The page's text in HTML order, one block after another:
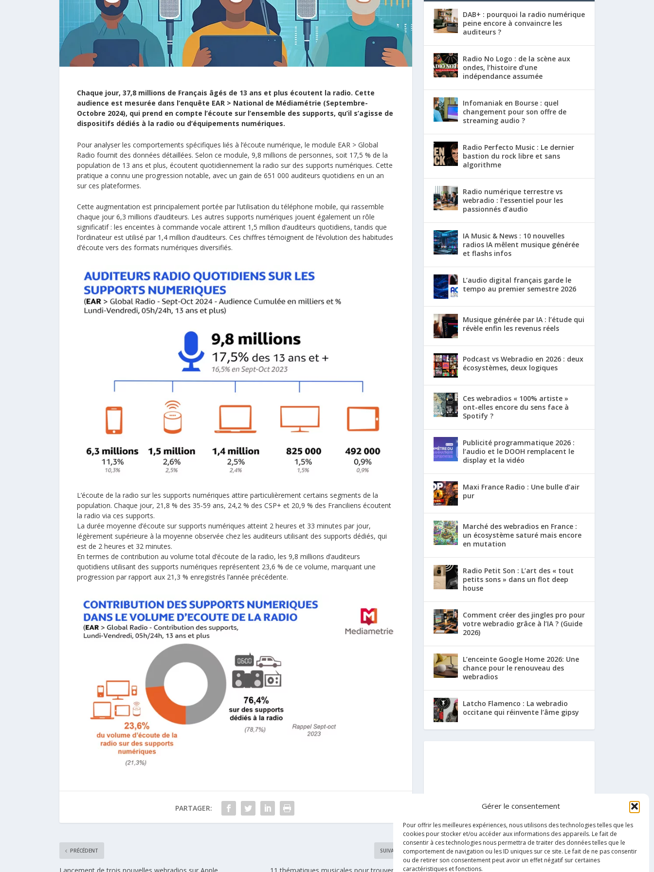
Gérer le consentement
Pour offrir les meilleures expériences, nous utilisons des technologies telles que les
cookies pour stocker et/ou accéder aux informations des appareils. Le fait de
consentir à ces technologies nous permettra de traiter des données telles que le
comportement de navigation ou les ID uniques sur ce site. Le fait de ne pas consentir
ou de retirer son consentement peut avoir un effet négatif sur certaines
caractéristiques et fonctions.
Chaque jour, 37,8 millions de Français âgés de 13 ans et plus écoutent la radio. Cette
audience est mesurée dans l’enquête EAR > National de Médiamétrie (Septembre-
Octobre 2024), qui prend en compte l’écoute sur l’ensemble des supports, qu’il s’agisse de
dispositifs dédiés à la radio ou d’équipements numériques.
Pour analyser les comportements spécifiques liés à l’écoute numérique, le module EAR > Global
Radio fournit des données détaillées. Selon ce module, 9,8 millions de personnes, soit 17,5 % de la
population de 13 ans et plus, écoutent quotidiennement la radio sur des supports numériques. Cette
pratique a connu une progression notable, avec un gain de 651 000 auditeurs quotidiens en un an
sur ces plateformes.
Cette augmentation est principalement portée par l’utilisation du téléphone mobile, qui rassemble
chaque jour 6,3 millions d’auditeurs. Les autres supports numériques jouent également un rôle
significatif : les enceintes à commande vocale attirent 1,5 million d’auditeurs quotidiens, tandis que
l’ordinateur est utilisé par 1,4 million d’auditeurs. Ces chiffres témoignent de l’évolution des habitudes
d’écoute vers des formats numériques diversifiés.
L’écoute de la radio sur les supports numériques attire particulièrement certains segments de la
population. Chaque jour, 21,8 % des 35-59 ans, 24,2 % des CSP+ et 20,9 % des Franciliens écoutent
la radio via ces supports.
La durée moyenne d’écoute sur supports numériques atteint 2 heures et 33 minutes par jour,
légèrement supérieure à la moyenne observée chez les auditeurs utilisant des supports dédiés, qui
est de 2 heures et 32 minutes.
En termes de contribution au volume total d’écoute de la radio, les 9,8 millions d’auditeurs
quotidiens utilisant des supports numériques représentent 23,6 % de ce volume, marquant une
progression par rapport aux 21,3 % enregistrés l’année précédente.
PARTAGER:
PRÉCÉDENT SUIVANT
DAB+ : pourquoi la radio numérique
peine encore à convaincre les
auditeurs ?
Radio No Logo : de la scène aux
ondes, l’histoire d’une
indépendance assumée
Infomaniak en Bourse : quel
changement pour son offre de
streaming audio ?
Radio Perfecto Music : Le dernier
bastion du rock libre et sans
algorithme
Radio numérique terrestre vs
webradio : l’essentiel pour les
passionnés d’audio
IA Music & News : 10 nouvelles
radios IA mêlent musique générée
et flashs infos
L’audio digital français garde le
tempo au premier semestre 2026
Musique générée par IA : l’étude qui
révèle enfin les revenus réels
Podcast vs Webradio en 2026 : deux
écosystèmes, deux logiques
Ces webradios « 100% artiste »
ont-elles encore du sens face à
Spotify ?
Publicité programmatique 2026 :
l’audio et le DOOH remplacent le
display et la vidéo
Maxi France Radio : Une bulle d’air
pur
Marché des webradios en France :
un écosystème saturé mais encore
en mutation
Radio Petit Son : L’art des « tout
petits sons » dans un flot deep
house
Comment créer des jingles pro pour
votre webradio grâce à l’IA ? (Guide
2026)
L’enceinte Google Home 2026: Une
chance pour le renouveau des
webradios
Latcho Flamenco : La webradio
occitane qui réinvente l’âme gipsy